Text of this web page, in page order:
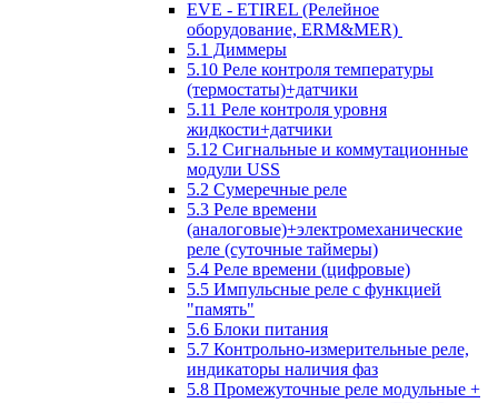
EVE - ETIREL (Релейное
оборудование, ERM&MER)
5.1 Диммеры
5.10 Реле контроля температуры
(термостаты)+датчики
5.11 Реле контроля уровня
жидкости+датчики
5.12 Сигнальные и коммутационные
модули USS
5.2 Сумеречные реле
5.3 Реле времени
(аналоговые)+электромеханические
реле (суточные таймеры)
5.4 Реле времени (цифровые)
5.5 Импульсные реле с функцией
"память"
5.6 Блоки питания
5.7 Контрольно-измерительные реле,
индикаторы наличия фаз
5.8 Промежуточные реле модульные +